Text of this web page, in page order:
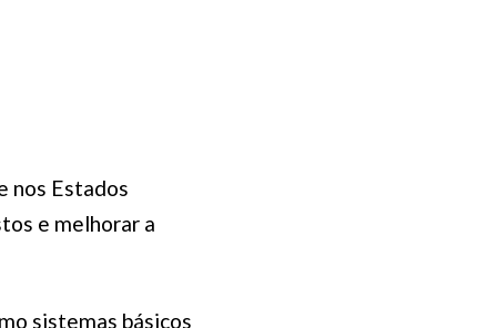
nos Estados
e melhorar a
sistemas básicos